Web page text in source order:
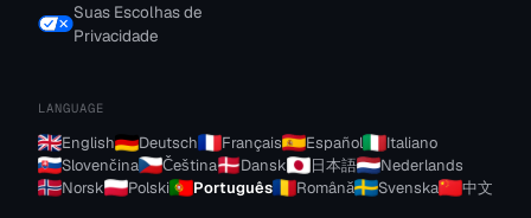
Suas Escolhas de
Privacidade
LANGUAGE
English Deutsch Français Español
Italiano
Slovenčina
Čeština Dansk 日本語
Nederlands
Norsk
Polski Português Română Svenska 中文